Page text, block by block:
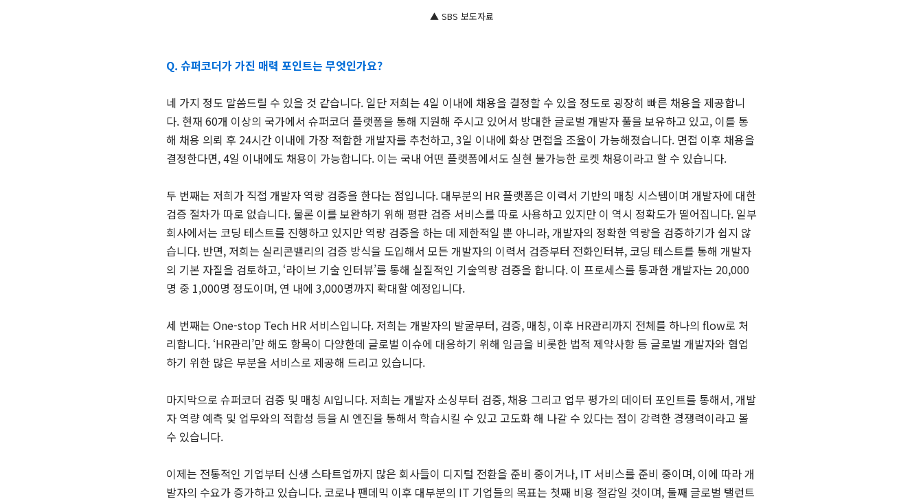
▲ SBS 보도자료
Q. 슈퍼코더가 가진 매력 포인트는 무엇인가요?
네 가지 정도 말씀드릴 수 있을 것 같습니다. 일단 저희는 4일 이내에 채용을 결정할 수 있을 정도로 굉장히 빠른 채용을 제공합니
다. 현재 60개 이상의 국가에서 슈퍼코더 플랫폼을 통해 지원해 주시고 있어서 방대한 글로벌 개발자 풀을 보유하고 있고, 이를 통
해 채용 의뢰 후 24시간 이내에 가장 적합한 개발자를 추천하고, 3일 이내에 화상 면접을 조율이 가능해졌습니다. 면접 이후 채용을
결정한다면, 4일 이내에도 채용이 가능합니다. 이는 국내 어떤 플랫폼에서도 실현 불가능한 로켓 채용이라고 할 수 있습니다.
두 번째는 저희가 직접 개발자 역량 검증을 한다는 점입니다. 대부분의 HR 플랫폼은 이력서 기반의 매칭 시스템이며 개발자에 대한
검증 절차가 따로 없습니다. 물론 이를 보완하기 위해 평판 검증 서비스를 따로 사용하고 있지만 이 역시 정확도가 떨어집니다. 일부
회사에서는 코딩 테스트를 진행하고 있지만 역량 검증을 하는 데 제한적일 뿐 아니라, 개발자의 정확한 역량을 검증하기가 쉽지 않
습니다. 반면, 저희는 실리콘밸리의 검증 방식을 도입해서 모든 개발자의 이력서 검증부터 전화인터뷰, 코딩 테스트를 통해 개발자
의 기본 자질을 검토하고, ‘라이브 기술 인터뷰’를 통해 실질적인 기술역량 검증을 합니다. 이 프로세스를 통과한 개발자는 20,000
명 중 1,000명 정도이며, 연 내에 3,000명까지 확대할 예정입니다.
세 번째는 One-stop Tech HR 서비스입니다. 저희는 개발자의 발굴부터, 검증, 매칭, 이후 HR관리까지 전체를 하나의 flow로 처
리합니다. ‘HR관리’만 해도 항목이 다양한데 글로벌 이슈에 대응하기 위해 임금을 비롯한 법적 제약사항 등 글로벌 개발자와 협업
하기 위한 많은 부분을 서비스로 제공해 드리고 있습니다.
마지막으로 슈퍼코더 검증 및 매칭 AI입니다. 저희는 개발자 소싱부터 검증, 채용 그리고 업무 평가의 데이터 포인트를 통해서, 개발
자 역량 예측 및 업무와의 적합성 등을 AI 엔진을 통해서 학습시킬 수 있고 고도화 해 나갈 수 있다는 점이 강력한 경쟁력이라고 볼
수 있습니다.
이제는 전통적인 기업부터 신생 스타트업까지 많은 회사들이 디지털 전환을 준비 중이거나, IT 서비스를 준비 중이며, 이에 따라 개
발자의 수요가 증가하고 있습니다. 코로나 팬데믹 이후 대부분의 IT 기업들의 목표는 첫째 비용 절감일 것이며, 둘째 글로벌 탤런트